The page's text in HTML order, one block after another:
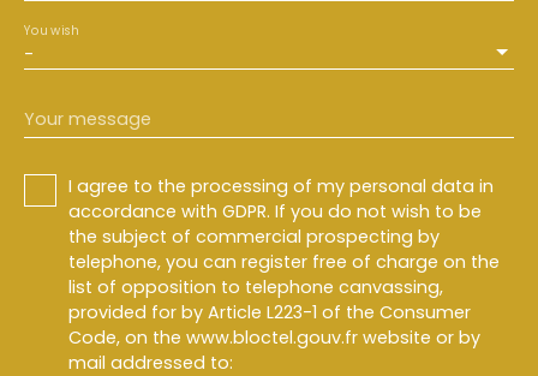
-
You wish
Your message
I agree to the processing of my personal data in
accordance with GDPR. If you do not wish to be
the subject of commercial prospecting by
telephone, you can register free of charge on the
list of opposition to telephone canvassing,
provided for by Article L223-1 of the Consumer
Code, on the www.bloctel.gouv.fr website or by
mail addressed to: